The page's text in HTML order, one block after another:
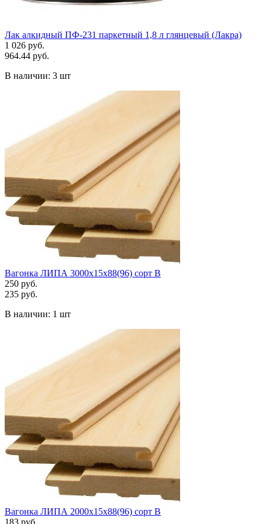
Лак алкидный ПФ-231 паркетный 1,8 л глянцевый (Лакра)
1 026 руб.
964.44 руб.
В наличии: 3 шт
Вагонка ЛИПА 3000х15х88(96) сорт В
250 руб.
235 руб.
В наличии: 1 шт
Вагонка ЛИПА 2000х15х88(96) сорт В
183 руб.